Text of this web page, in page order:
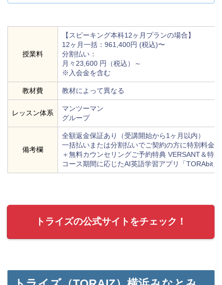
授業料
【スピーキング本科12ヶ月プランの場合】
12ヶ月一括：961,400円 (税込)〜
分割払い：
月々23,600 円（税込）～
※入会金を含む
教材費 教材によって異なる
レッスン体系
マンツーマン
グループ
備考欄
全額返金保証あり（受講開始から1ヶ月以内）
一括払いまたは分割払いでご契約の方に特別料金
＋無料カウンセリングご予約特典 VERSANT＆特
コース期間に応じたAI英語学習アプリ「TORAbit
トライズの公式サイトをチェック！